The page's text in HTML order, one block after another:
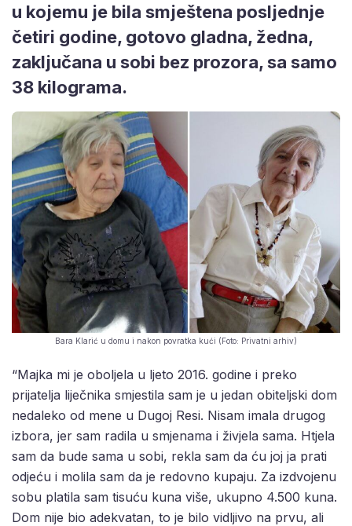
u kojemu je bila smještena posljednje
četiri godine, gotovo gladna, žedna,
zaključana u sobi bez prozora, sa samo
38 kilograma.
Bara Klarić u domu i nakon povratka kući (Foto: Privatni arhiv)
“Majka mi je oboljela u ljeto 2016. godine i preko
prijatelja liječnika smjestila sam je u jedan obiteljski dom
nedaleko od mene u Dugoj Resi. Nisam imala drugog
izbora, jer sam radila u smjenama i živjela sama. Htjela
sam da bude sama u sobi, rekla sam da ću joj ja prati
odjeću i molila sam da je redovno kupaju. Za izdvojenu
sobu platila sam tisuću kuna više, ukupno 4.500 kuna.
Dom nije bio adekvatan, to je bilo vidljivo na prvu, ali